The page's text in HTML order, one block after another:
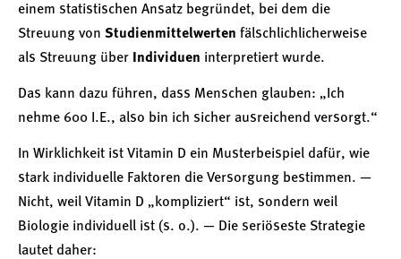
einem statistischen Ansatz begründet, bei dem die
Streuung von Studienmittelwerten fälschlichlicherweise
als Streuung über
Individuen interpretiert wurde.
Das kann dazu führen, dass Menschen glauben: „Ich
nehme 600 I.E., also bin ich sicher ausreichend versorgt.“
In Wirklichkeit ist Vitamin D ein Musterbeispiel dafür, wie
stark individuelle Faktoren die Versorgung bestimmen. —
Nicht, weil Vitamin D „kompliziert“ ist, sondern weil
Biologie individuell ist (s. o.). — Die seriöseste Strategie
lautet daher: